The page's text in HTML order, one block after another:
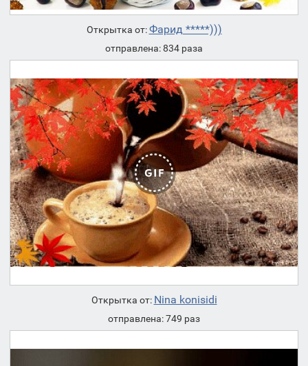
Открытка от:Фарид *****)))
отправлена: 834 раза
Открытка от: Nina konisidi
отправлена: 749 раз